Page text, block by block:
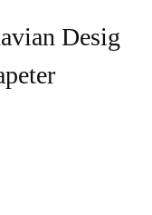
Desig